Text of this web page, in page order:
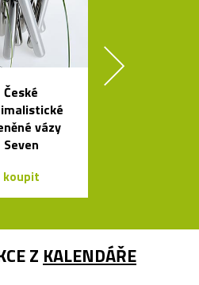
České
vázy
Seven
koupit
Z KALENDÁŘE